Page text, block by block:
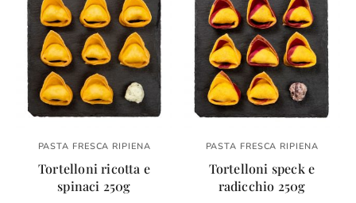
PASTA FRESCA RIPIENA
Tortelloni ricotta e
spinaci 250g
PASTA FRESCA RIPIENA
Tortelloni speck e
radicchio 250g